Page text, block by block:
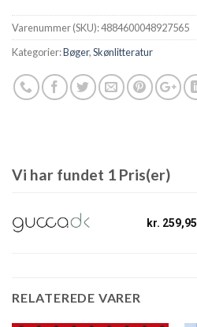
Varenummer (SKU):4884600048927565
Kategorier:Bøger,Skønlitteratur
Vi har fundet 1 Pris(er)
kr. 259,95
RELATEREDE VARER